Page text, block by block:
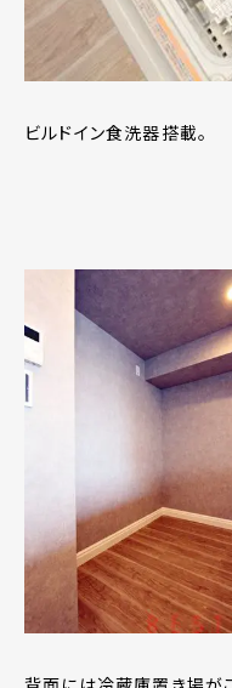
ビルドイン食洗器搭載。